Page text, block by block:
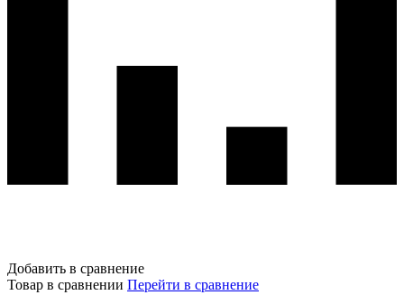
Добавить в сравнение
Товар в сравнении Перейти в сравнение